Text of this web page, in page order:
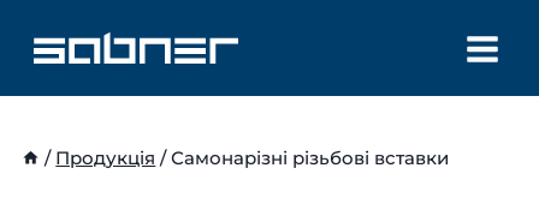
вмісту
/ Продукція / Самонарізні різьбові вставки